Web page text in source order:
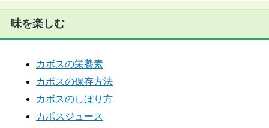
味を楽しむ
カボスの栄養素
カボスの保存方法
カボスのしぼり方
カボスジュース